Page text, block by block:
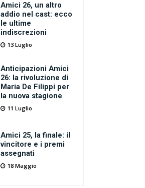
Amici 26, un altro
addio nel cast: ecco
le ultime
indiscrezioni
13 Luglio
Anticipazioni Amici
26: la rivoluzione di
Maria De Filippi per
la nuova stagione
11 Luglio
Amici 25, la finale: il
vincitore e i premi
assegnati
18 Maggio